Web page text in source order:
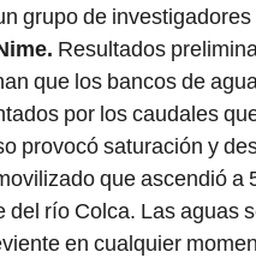
grupo de
Resultados
que los bancos de
por los caudales
provocó saturación y
que ascendió a
del río Colca. Las aguas
en cualquier